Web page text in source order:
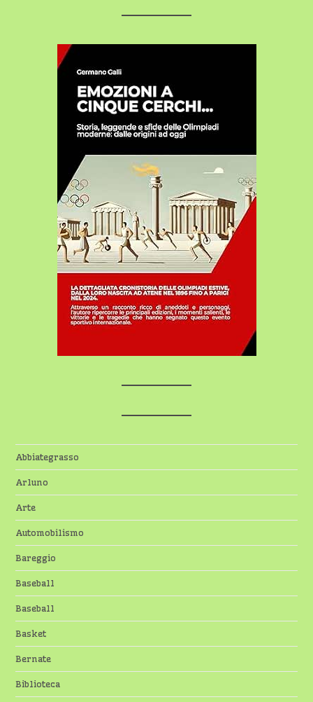
Abbiategrasso
Arluno
Arte
Automobilismo
Bareggio
Baseball
Baseball
Basket
Bernate
Biblioteca